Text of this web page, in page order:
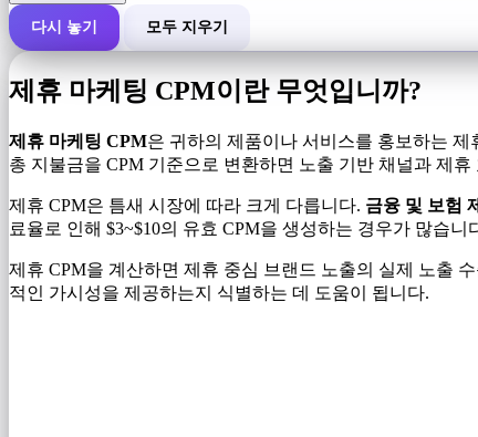
캠페인의 총 비용
다시 놓기 모두 지우기
제휴 마케팅 CPM이란 무엇입니까?
제휴 마케팅 CPM은 귀하의 제품이나 서비스를 홍보하는
총 지불금을 CPM 기준으로 변환하면 노출 기반 채널과 제
제휴 CPM은 틈새 시장에 따라 크게 다릅니다. 금융 및 보험
료율로 인해 $3~$10의 유효 CPM을 생성하는 경우가 많습니
제휴 CPM을 계산하면 제휴 중심 브랜드 노출의 실제 노출
적인 가시성을 제공하는지 식별하는 데 도움이 됩니다.